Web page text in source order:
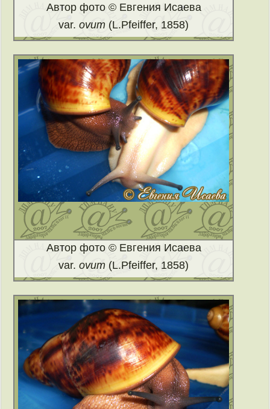
Автор фото © Евгения Исаева
var.ovum (L.Pfeiffer, 1858)
Автор фото © Евгения Исаева
var.ovum (L.Pfeiffer, 1858)